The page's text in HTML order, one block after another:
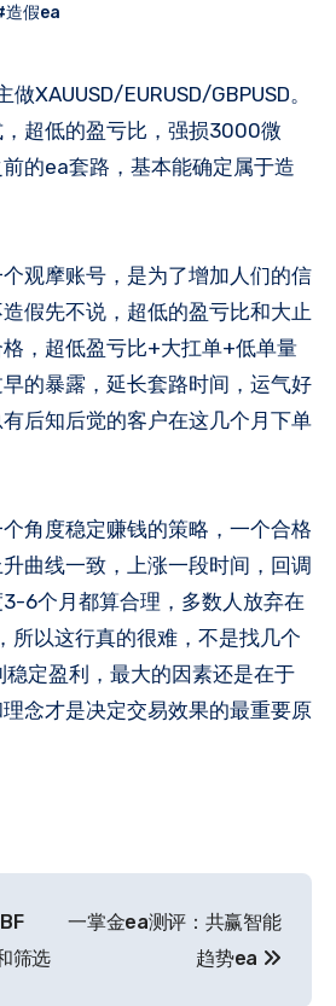
造假ea
超低的盈亏比，强损3000微
的ea套路，基本能确定属于造
观摩账号，是为了增加人们的信
假先不说，超低的盈亏比和大止
，超低盈亏比+大扛单+低单量
的暴露，延长套路时间，运气好
后知后觉的客户在这几个月下单
角度稳定赚钱的策略，一个合格
曲线一致，上涨一段时间，回调
6个月都算合理，多数人放弃在
所以这行真的很难，不是找几个
定盈利，最大的因素还是在于
念才是决定交易效果的最重要原
筛选
一掌金ea测评：共赢智能
趋势ea